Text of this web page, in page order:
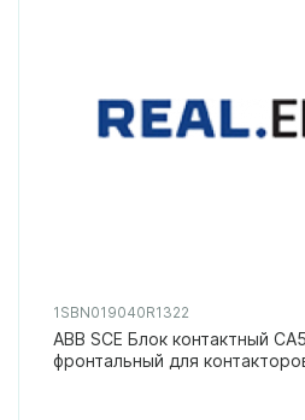
1SBN019040R1322
ABB SCE Блок контактный
фронтальный для